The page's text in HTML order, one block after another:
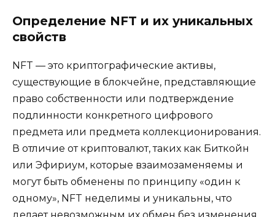
Определение NFT и их уникальных
свойств
NFT — это криптографические активы,
существующие в блокчейне, представляющие
право собственности или подтверждение
подлинности конкретного цифрового
предмета или предмета коллекционирования.
В отличие от криптовалют, таких как Биткойн
или Эфириум, которые взаимозаменяемы и
могут быть обменены по принципу «один к
одному», NFT неделимы и уникальны, что